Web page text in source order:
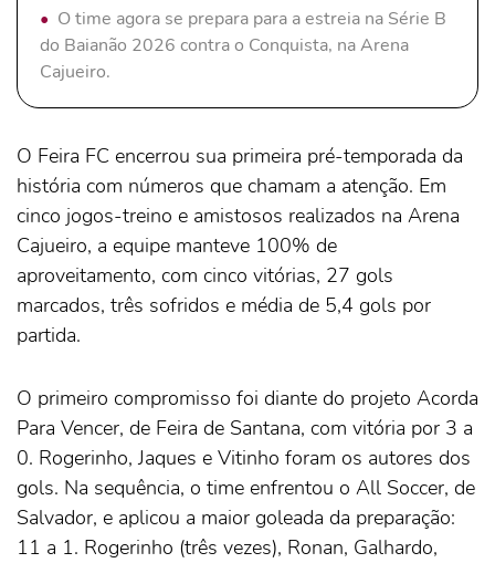
O time agora se prepara para a estreia na Série B
do Baianão 2026 contra o Conquista, na Arena
Cajueiro.
O Feira FC encerrou sua primeira pré-temporada da
história com números que chamam a atenção. Em
cinco jogos-treino e amistosos realizados na Arena
Cajueiro, a equipe manteve 100% de
aproveitamento, com cinco vitórias, 27 gols
marcados, três sofridos e média de 5,4 gols por
partida.
O primeiro compromisso foi diante do projeto Acorda
Para Vencer, de Feira de Santana, com vitória por 3 a
0. Rogerinho, Jaques e Vitinho foram os autores dos
gols. Na sequência, o time enfrentou o All Soccer, de
Salvador, e aplicou a maior goleada da preparação:
11 a 1. Rogerinho (três vezes), Ronan, Galhardo,